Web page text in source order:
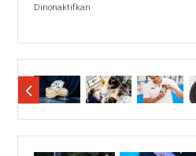
Dinonaktifkan
Terjun
Sumatera